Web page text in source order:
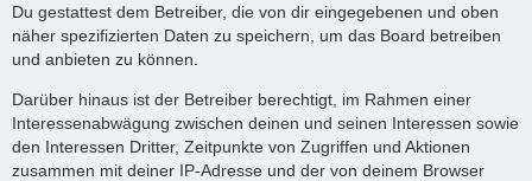
Du gestattest dem Betreiber, die von dir eingegebenen und oben
näher spezifizierten Daten zu speichern, um das Board betreiben
und anbieten zu können.
Darüber hinaus ist der Betreiber berechtigt, im Rahmen einer
Interessenabwägung zwischen deinen und seinen Interessen sowie
den Interessen Dritter, Zeitpunkte von Zugriffen und Aktionen
zusammen mit deiner IP-Adresse und der von deinem Browser